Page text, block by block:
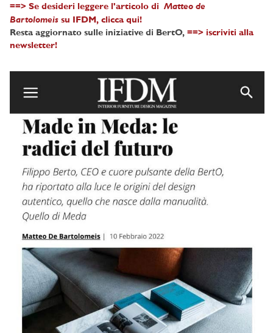
==> Se desideri leggere l'articolo di Matteo de
Bartolomeis su IFDM, clicca qui!
Resta aggiornato sulle iniziative di BertO, ==> iscriviti alla
newsletter!